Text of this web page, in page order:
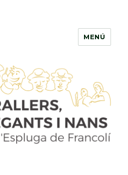
i Nans de
MENÚ